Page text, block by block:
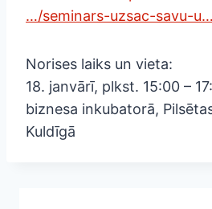
…/seminars-uzsac-savu-
Norises laiks un vieta:
18. janvārī, plkst. 15:00 –
biznesa inkubatorā,
Kuldīgā